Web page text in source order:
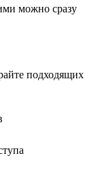
можно сразу
подходящих